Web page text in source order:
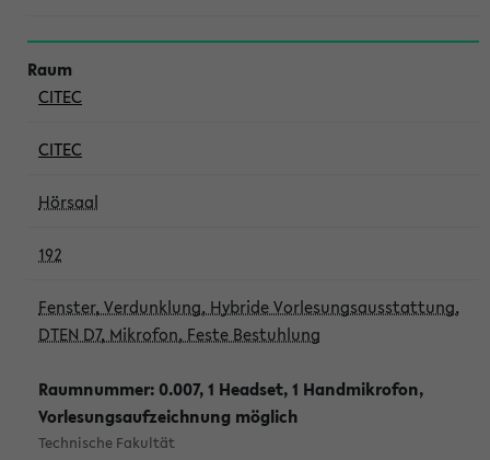
CITEC
CITEC
Hörsaal
192
Fenster, Verdunklung, Hybride Vorlesungsausstattung,
DTEN D7, Mikrofon, Feste Bestuhlung
Raumnummer: 0.007, 1 Headset, 1 Handmikrofon,
Vorlesungsaufzeichnung möglich
Technische Fakultät